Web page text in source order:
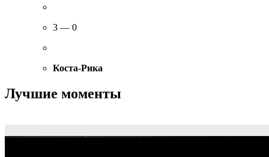
3 — 0
Коста-Рика
Лучшие моменты